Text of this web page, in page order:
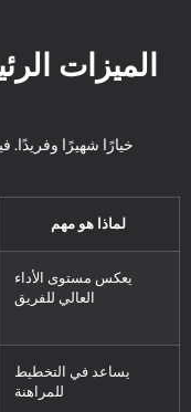
الميزات
لماذا هو مهم
يعكس مستوى الأداء
العالي للفريق
يساعد في التخطيط
للمراهنة